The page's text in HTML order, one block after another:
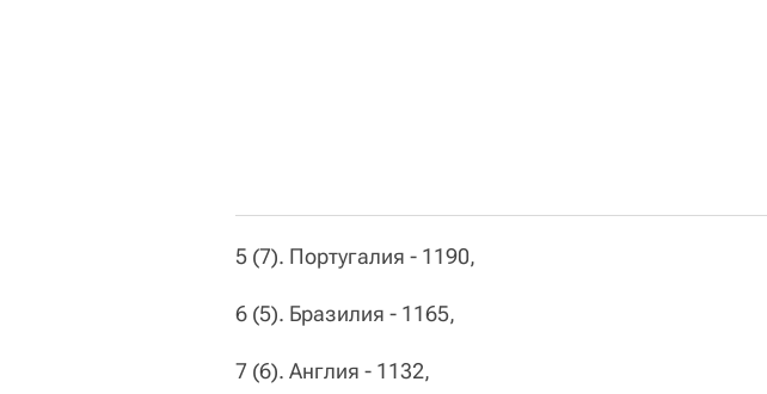
5 (7). Португалия - 1190,
6 (5). Бразилия - 1165,
7 (6). Англия - 1132,